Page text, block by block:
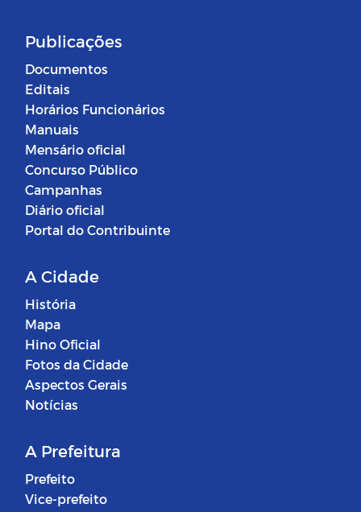
Publicações
Documentos
Editais
Horários Funcionários
Manuais
Mensário oficial
Concurso Público
Campanhas
Diário oficial
Portal do Contribuinte
A Cidade
História
Mapa
Hino Oficial
Fotos da Cidade
Aspectos Gerais
Notícias
A Prefeitura
Prefeito
Vice-prefeito